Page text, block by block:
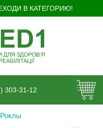
В КАТЕГОРИЮ!
303-31-12
Роклы